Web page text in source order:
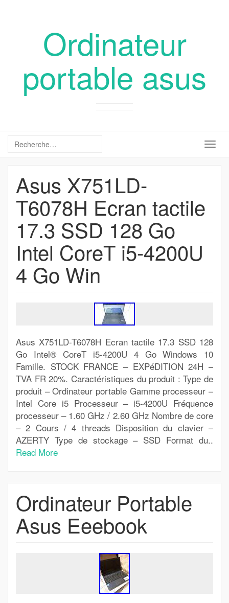
Ordinateur
portable asus
Asus X751LD-
T6078H Ecran tactile
17.3 SSD 128 Go
Intel CoreT i5-4200U
4 Go Win
Asus X751LD-T6078H Ecran tactile 17.3 SSD 128
Go Intel® CoreT i5-4200U 4 Go Windows 10
Famille. STOCK FRANCE – EXPéDITION 24H –
TVA FR 20%. Caractéristiques du produit : Type de
produit – Ordinateur portable Gamme processeur –
Intel Core i5 Processeur – i5-4200U Fréquence
processeur – 1.60 GHz / 2.60 GHz Nombre de core
– 2 Cours / 4 threads Disposition du clavier –
AZERTY Type de stockage – SSD Format du..
Read More
Ordinateur Portable
Asus Eeebook